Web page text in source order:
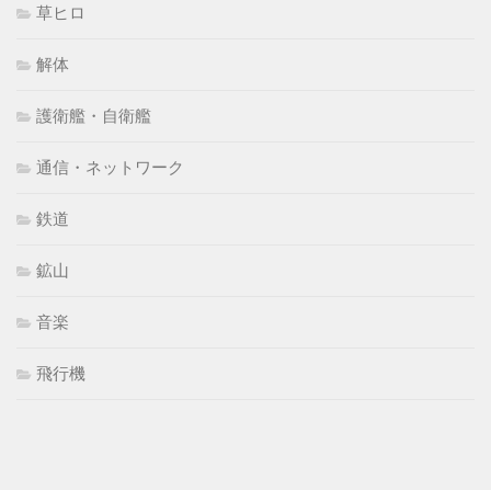
草ヒロ
解体
護衛艦・自衛艦
通信・ネットワーク
鉄道
鉱山
音楽
飛行機